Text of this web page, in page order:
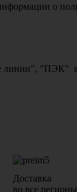
о
линии",
Доставка
во все